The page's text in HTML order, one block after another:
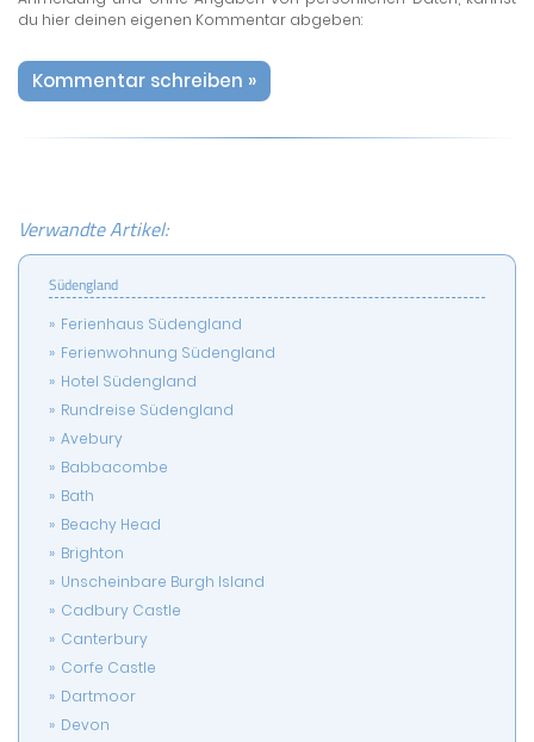
du hier deinen eigenen Kommentar abgeben:
Kommentar schreiben »
Verwandte Artikel:
Südengland
Ferienhaus Südengland
Ferienwohnung Südengland
Hotel Südengland
Rundreise Südengland
Avebury
Babbacombe
Bath
Beachy Head
Brighton
Unscheinbare Burgh Island
Cadbury Castle
Canterbury
Corfe Castle
Dartmoor
Devon